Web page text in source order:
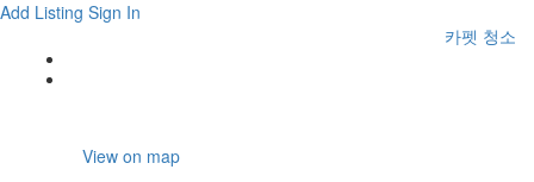
Add Listing Sign In
카펫 청소
View on map